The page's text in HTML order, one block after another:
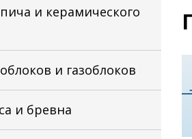
и керамического
и газоблоков
и бревна